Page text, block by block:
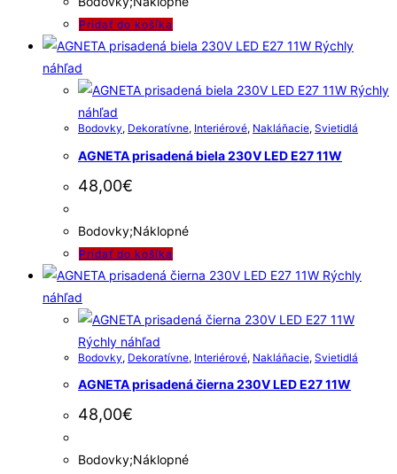
Pridať do košíka
Rýchly
náhľad
Rýchly
náhľad
Bodovky, Dekoratívne, Interiérové, Nakláňacie, Svietidlá
AGNETA prisadená biela 230V LED E27 11W
48,00€
Bodovky;Náklopné
Pridať do košíka
Rýchly
náhľad
Rýchly náhľad
Bodovky, Dekoratívne, Interiérové, Nakláňacie, Svietidlá
AGNETA prisadená čierna 230V LED E27 11W
48,00€
Bodovky;Náklopné